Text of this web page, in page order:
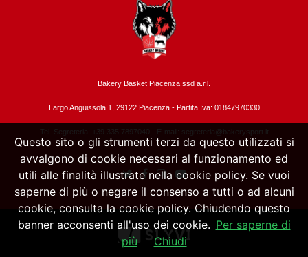
Bakery Basket Piacenza ssd a.r.l.
Largo Anguissola 1, 29122 Piacenza - Partita Iva: 01847970330
Tel. Segreteria: +39 335.7897040 - E-mail: segreteria@bakerysport.it
Questo sito o gli strumenti terzi da questo utilizzati si
avvalgono di cookie necessari al funzionamento ed
utili alle finalità illustrate nella cookie policy. Se vuoi
saperne di più o negare il consenso a tutti o ad alcuni
cookie, consulta la cookie policy. Chiudendo questo
banner acconsenti all'uso dei cookie. Per saperne di
più
Chiudi